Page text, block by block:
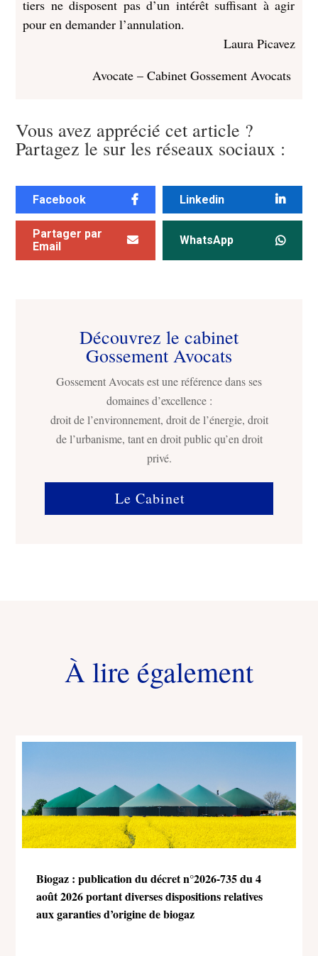
tiers ne disposent pas d’un intérêt suffisant à agir
pour en demander l’annulation.
Laura Picavez
Avocate – Cabinet Gossement Avocats
Vous avez apprécié cet article ?
Partagez le sur les réseaux sociaux :
Facebook Linkedin
Partager par
Email
WhatsApp
Découvrez le cabinet
Gossement Avocats
Gossement Avocats est une référence dans ses
domaines d’excellence :
droit de l’environnement, droit de l’énergie, droit
de l’urbanisme, tant en droit public qu’en droit
privé.
Le Cabinet
À lire également
Biogaz : publication du décret n°2026-735 du 4
août 2026 portant diverses dispositions relatives
aux garanties d’origine de biogaz